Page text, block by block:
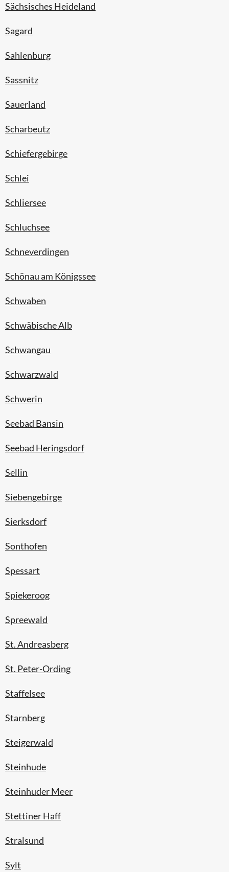
Sächsisches Heideland
Sagard
Sahlenburg
Sassnitz
Sauerland
Scharbeutz
Schiefergebirge
Schlei
Schliersee
Schluchsee
Schneverdingen
Schönau am Königssee
Schwaben
Schwäbische Alb
Schwangau
Schwarzwald
Schwerin
Seebad Bansin
Seebad Heringsdorf
Sellin
Siebengebirge
Sierksdorf
Sonthofen
Spessart
Spiekeroog
Spreewald
St. Andreasberg
St. Peter-Ording
Staffelsee
Starnberg
Steigerwald
Steinhude
Steinhuder Meer
Stettiner Haff
Stralsund
Sylt